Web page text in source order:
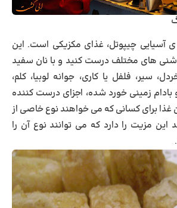
چیپوتل، غذای مکزیکی است. این
های مختلف درست کنید و با نان سفید
سیر، فلفل یا کاری، جوانه لوبیا، کلم،
زمینی خورد شده، اجزای درست کننده
غذا برای کسانی که می خواهند نوع خاصی از
مزیت را دارد که می توانند نوع آن را